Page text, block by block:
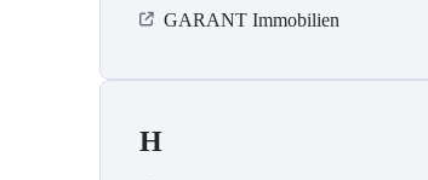
GARANT Immobilien
H